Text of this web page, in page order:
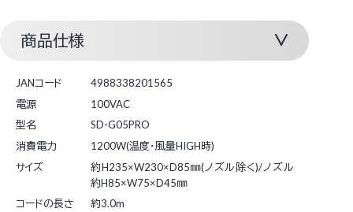
商品仕様
JANコード
4988338201565
電源
100VAC
型名
SD-G05PRO
消費電力
1200W(温度・風量HIGH時)
サイズ
約H235×W230×D85㎜(ノズル除く)/ノズル
約H85×W75×D45㎜
コードの長さ
約3.0m